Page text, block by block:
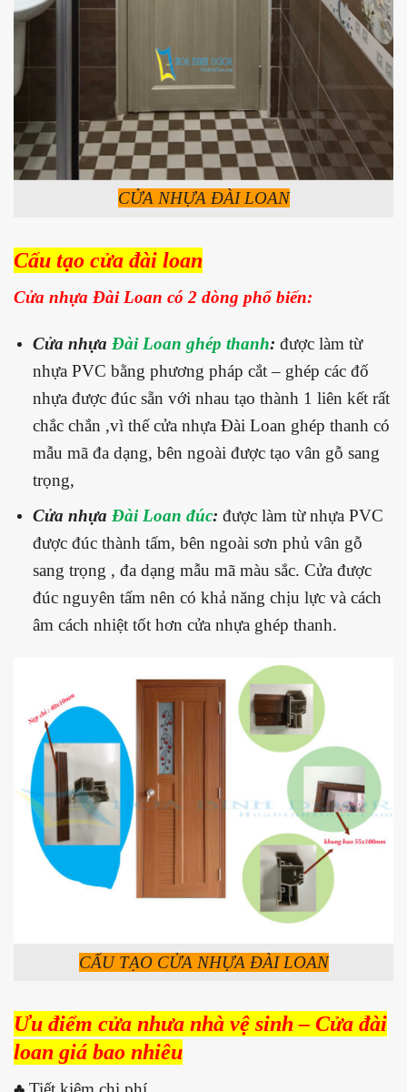
CỬA NHỰA ĐÀI LOAN
Cấu tạo cửa đài loan
Cửa nhựa Đài Loan có 2 dòng phổ biến:
Cửa nhựa Đài Loan ghép thanh: được làm từ
nhựa PVC bằng phương pháp cắt – ghép các đố
nhựa được đúc sẵn với nhau tạo thành 1 liên kết rất
chắc chắn ,vì thế cửa nhựa Đài Loan ghép thanh có
mẫu mã đa dạng, bên ngoài được tạo vân gỗ sang
trọng,
Cửa nhựa Đài Loan đúc: được làm từ nhựa PVC
được đúc thành tấm, bên ngoài sơn phủ vân gỗ
sang trọng , đa dạng mẫu mã màu sắc. Cửa được
đúc nguyên tấm nên có khả năng chịu lực và cách
âm cách nhiệt tốt hơn cửa nhựa ghép thanh.
CẤU TẠO CỬA NHỰA ĐÀI LOAN
Ưu điểm cửa nhưa nhà vệ sinh – Cửa đài
loan giá bao nhiêu